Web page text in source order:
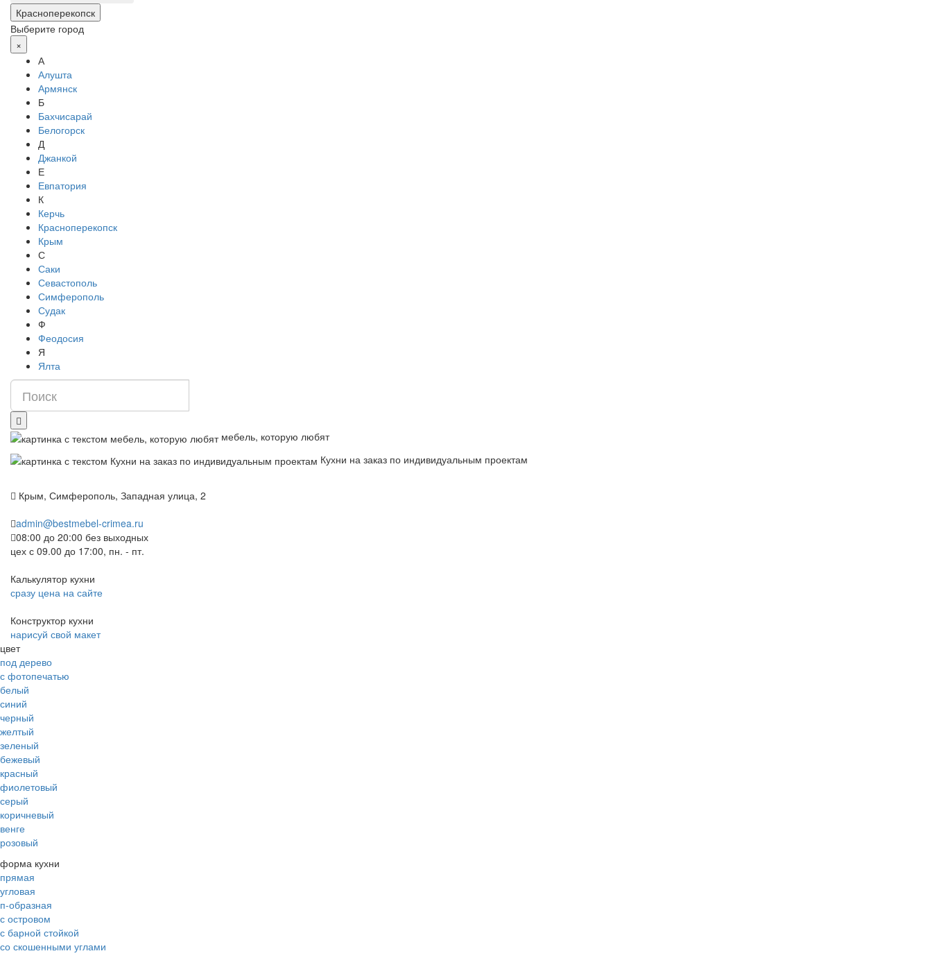
Красноперекопск
Выберите город
×
А
Алушта
Армянск
Б
Бахчисарай
Белогорск
Д
Джанкой
Е
Евпатория
К
Керчь
Красноперекопск
Крым
С
Саки
Севастополь
Симферополь
Судак
Ф
Феодосия
Я
Ялта
мебель, которую любят
Кухни на заказ по индивидуальным проектам
Крым, Симферополь, Западная улица, 2
admin@bestmebel-crimea.ru
08:00 до 20:00 без выходных
цех с 09.00 до 17:00, пн. - пт.
Калькулятор кухни
сразу цена на сайте
Конструктор кухни
нарисуй свой макет
цвет
под дерево
с фотопечатью
белый
синий
черный
желтый
зеленый
бежевый
красный
фиолетовый
серый
коричневый
венге
розовый
форма кухни
прямая
угловая
п-образная
с островом
с барной стойкой
со скошенными углами